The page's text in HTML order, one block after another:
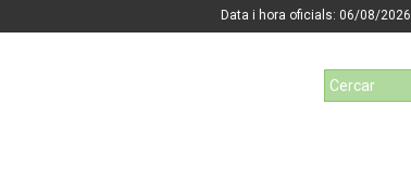
Data i hora oficials: 06/08/2026